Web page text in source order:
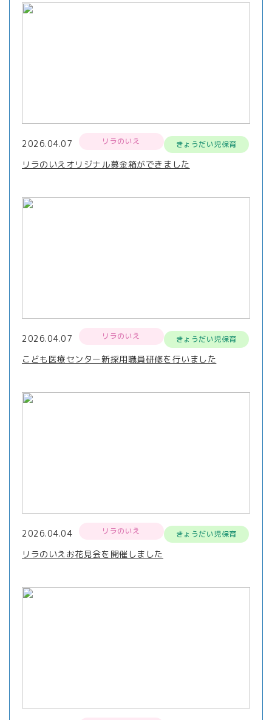
2026.04.07 リラのいえ きょうだい児保育
リラのいえオリジナル募金箱ができました
2026.04.07 リラのいえ きょうだい児保育
こども医療センター新採用職員研修を行いました
2026.04.04 リラのいえ きょうだい児保育
リラのいえお花見会を開催しました